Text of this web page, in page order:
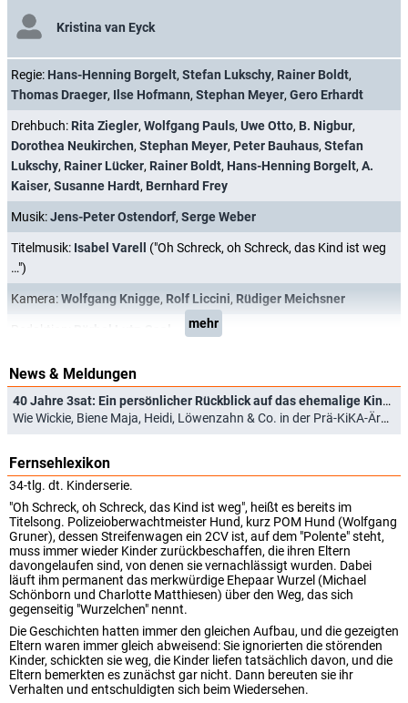
Kristina van Eyck
Regie: Hans-Henning Borgelt, Stefan Lukschy, Rainer Boldt,
Thomas Draeger, Ilse Hofmann, Stephan Meyer, Gero Erhardt
Drehbuch: Rita Ziegler, Wolfgang Pauls, Uwe Otto, B. Nigbur,
Dorothea Neukirchen, Stephan Meyer, Peter Bauhaus, Stefan
Lukschy, Rainer Lücker, Rainer Boldt, Hans-Henning Borgelt, A.
Kaiser, Susanne Hardt, Bernhard Frey
Musik:Jens-Peter Ostendorf, Serge Weber
Titelmusik: Isabel Varell
("Oh Schreck, oh Schreck, das Kind ist weg
…")
Kamera:Wolfgang Knigge, Rolf Liccini, Rüdiger Meichsner
mehr
News & Meldungen
40 Jahre 3sat: Ein persönlicher Rückblick auf das ehemalige Kinderprogramm des Kultursenders
Wie Wickie, Biene Maja, Heidi, Löwenzahn & Co. in der Prä-KiKA-Ära ein zweites Zuhause fanden (07.12.2024)
Fernsehlexikon
34-tlg. dt. Kinderserie.
"Oh Schreck, oh Schreck, das Kind ist weg", heißt es bereits im
Titelsong. Polizeioberwachtmeister Hund, kurz POM Hund (Wolfgang
Gruner), dessen Streifenwagen ein 2CV ist, auf dem "Polente" steht,
muss immer wieder Kinder zurückbeschaffen, die ihren Eltern
davongelaufen sind, von denen sie vernachlässigt wurden. Dabei
läuft ihm permanent das merkwürdige Ehepaar Wurzel (Michael
Schönborn und Charlotte Matthiesen) über den Weg, das sich
gegenseitig "Wurzelchen" nennt.
Die Geschichten hatten immer den gleichen Aufbau, und die gezeigten
Eltern waren immer gleich abweisend: Sie ignorierten die störenden
Kinder, schickten sie weg, die Kinder liefen tatsächlich davon, und die
Eltern bemerkten es zunächst gar nicht. Dann bereuten sie ihr
Verhalten und entschuldigten sich beim Wiedersehen.